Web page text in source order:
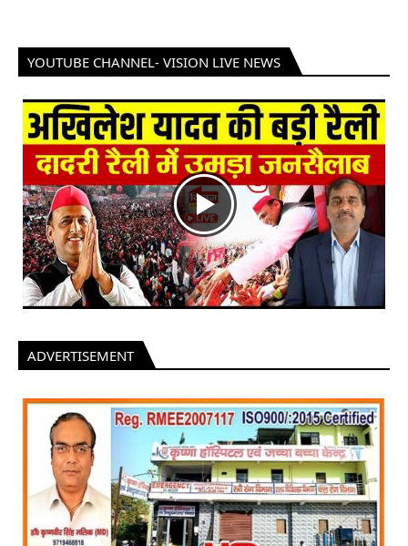
YOUTUBE CHANNEL- VISION LIVE NEWS
ADVERTISEMENT